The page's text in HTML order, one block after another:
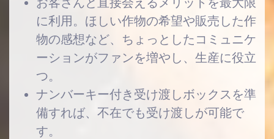
に利用。ほしい作物の希望や販売した作
物の感想など、ちょっとしたコミュニケ
ーションがファンを増やし、生産に役立
つ。
ナンバーキー付き受け渡しボックスを準
備すれば、不在でも受け渡しが可能で
す。